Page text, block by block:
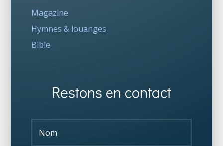
Magazine
Hymnes & louanges
Bible
Restons en contact